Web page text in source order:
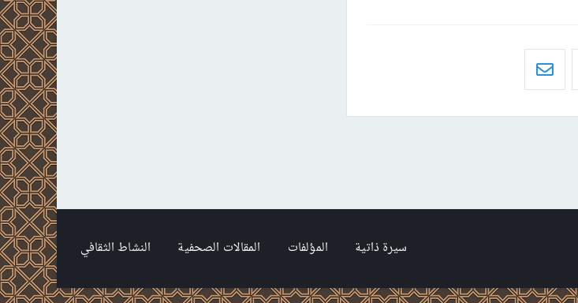
سيرة ذاتية المؤلفات المقالات الصحفية النشاط الثقافي